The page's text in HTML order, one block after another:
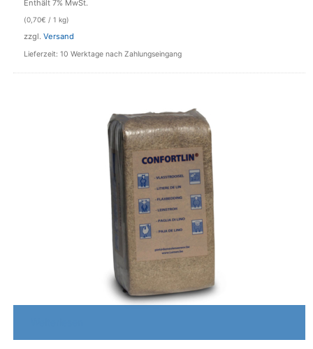
Enthält 7% MwSt.
(0,70€ / 1 kg)
zzgl.Versand
Lieferzeit: 10 Werktage nach Zahlungseingang